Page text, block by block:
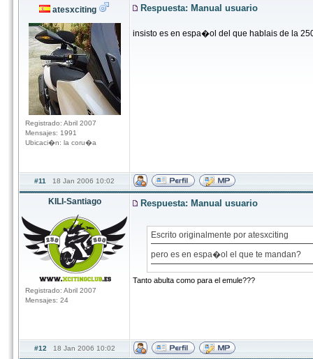
atesxciting
Registrado: Abril 2007
Mensajes: 1991
Ubicaci�n: la coru�a
Respuesta: Manual usuario
insisto es en espa�ol del que hablais de la
#11 18 Jan 2006 10:02
KILI-Santiago
Registrado: Abril 2007
Mensajes: 24
Respuesta: Manual usuario
Escrito originalmente por atesxciting
pero es en espa�ol el que te mandan?
Tanto abulta como para el emule???
#12 18 Jan 2006 10:02